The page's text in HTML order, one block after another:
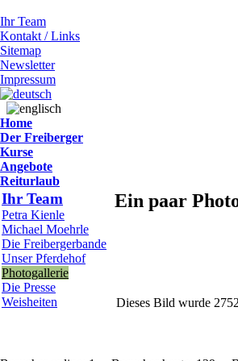
Ihr Team
Kontakt / Links
Sitemap
Newsletter
Impressum
Home
Der Freiberger
Kurse
Angebote
Reiturlaub
Ihr Team
Petra Kienle
Michael Moehrle
Die Freibergerbande
Unser Pferdehof
Photogallerie
Die Presse
Weisheiten
Ein paar
Dieses Bild wurde